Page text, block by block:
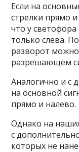
Если на
стрелки прямо
что у
только слева.
разворот
разрешающем
Аналогично и с
на основной
прямо и налево.
Однако на
с
которых не